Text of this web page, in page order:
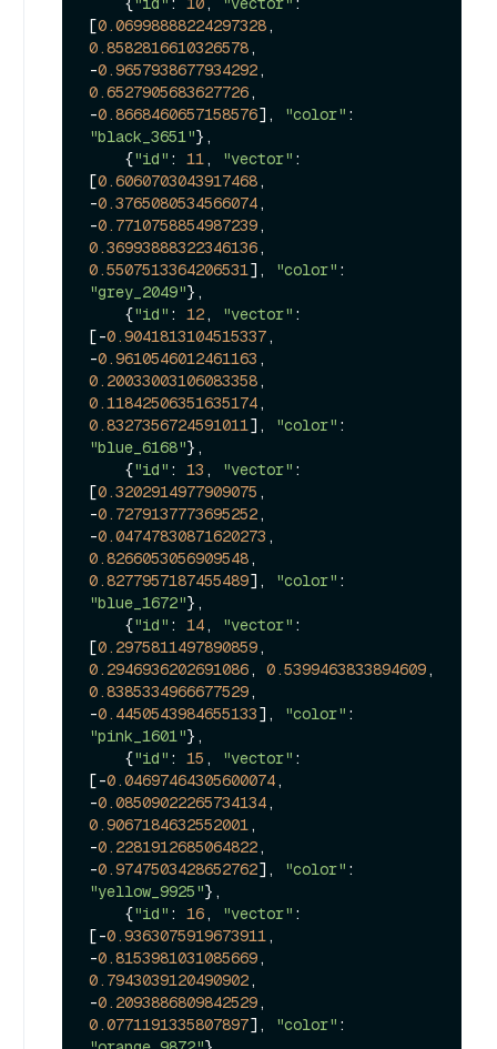
[0.06998888224297328
0.8582816610326578,
-0.9657938677934292
0.6527905683627726,
-0.8668460657158576], "color"
"black_3651"},
    {
"id" : 11, "vector" :
[0.6060703043917468,
-0.3765080534566074,
-0.7710758854987239
0.36993888322346136
0.5507513364206531], "color"
"grey_2049"},
    {
"id" : 12, "vector" :
[-0.9041813104515337,
-0.9610546012461163
0.20033003106083358
0.11842506351635174
0.8327356724591011], "color"
"blue_6168"},
    {
"id" : 13 , "vector" :
[0.3202914977909075 ,
-0.7279137773695252,
-0.04747830871620273
0.8266053056909548
0.8277957187455489], "color"
"blue_1672"},
    {
"id" : 14, "vector" :
[0.2975811497890859
0.2946936202691086, 0.5399463833894609
0.8385334966677529,
-0.4450543984655133], "color"
"pink_1601"},
    {
"id" : 15 , "vector" :
[-0.04697464305600074,
-0.08509022265734134
0.9067184632552001,
-0.2281912685064822,
-0.9747503428652762], "color"
"yellow_9925"},
    {
"id" : 16, "vector" :
[-0.9363075919673911,
-0.8153981031085669
0.7943039120490902,
-0.2093886809842529
0.0771191335807897], "color"